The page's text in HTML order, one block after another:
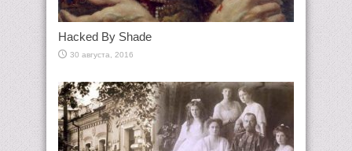
Hacked By Shade
30 августа, 2016